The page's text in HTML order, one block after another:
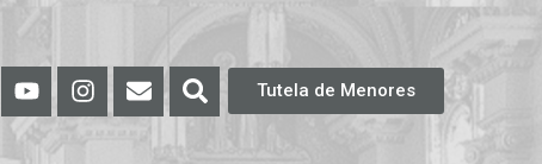
Tutela de Menores